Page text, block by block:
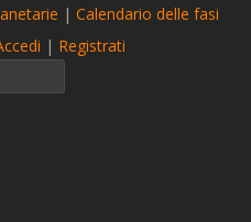
| Calendario delle fasi
| Registrati